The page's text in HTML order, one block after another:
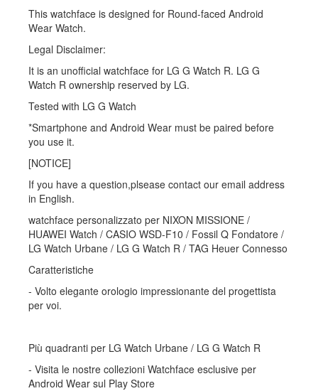
This watchface is designed for Round-faced Android
Wear Watch.
Legal Disclaimer:
It is an unofficial watchface for LG G Watch R. LG G
Watch R ownership reserved by LG.
Tested with LG G Watch
*Smartphone and Android Wear must be paired before
you use it.
[NOTICE]
If you have a question,plsease contact our email address
in English.
watchface personalizzato per NIXON MISSIONE /
HUAWEI Watch / CASIO WSD-F10 / Fossil Q Fondatore /
LG Watch Urbane / LG G Watch R / TAG Heuer Connesso
Caratteristiche
- Volto elegante orologio impressionante del progettista
per voi.
Più quadranti per LG Watch Urbane / LG G Watch R
- Visita le nostre collezioni Watchface esclusive per
Android Wear sul Play Store